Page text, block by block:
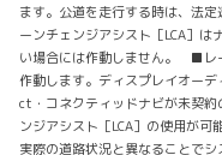
ます。公道を走行する時は、法
ーンチェンジアシスト［LCA］
い場合には作動しません。 ■レ
作動します。ディスプレイオー
ct・コネクティッドナビが未契
ンジアシスト［LCA］の使用が可
実際の道路状況と異なることで